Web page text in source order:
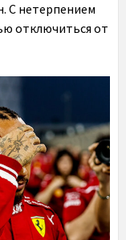
С нетерпением
отключиться от